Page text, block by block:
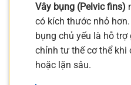
Vây bụng (Pelvic fins)
có kích thước nhỏ
bụng chủ yếu là hỗ
chỉnh tư thế cơ thể khi
hoặc lặn sâu.